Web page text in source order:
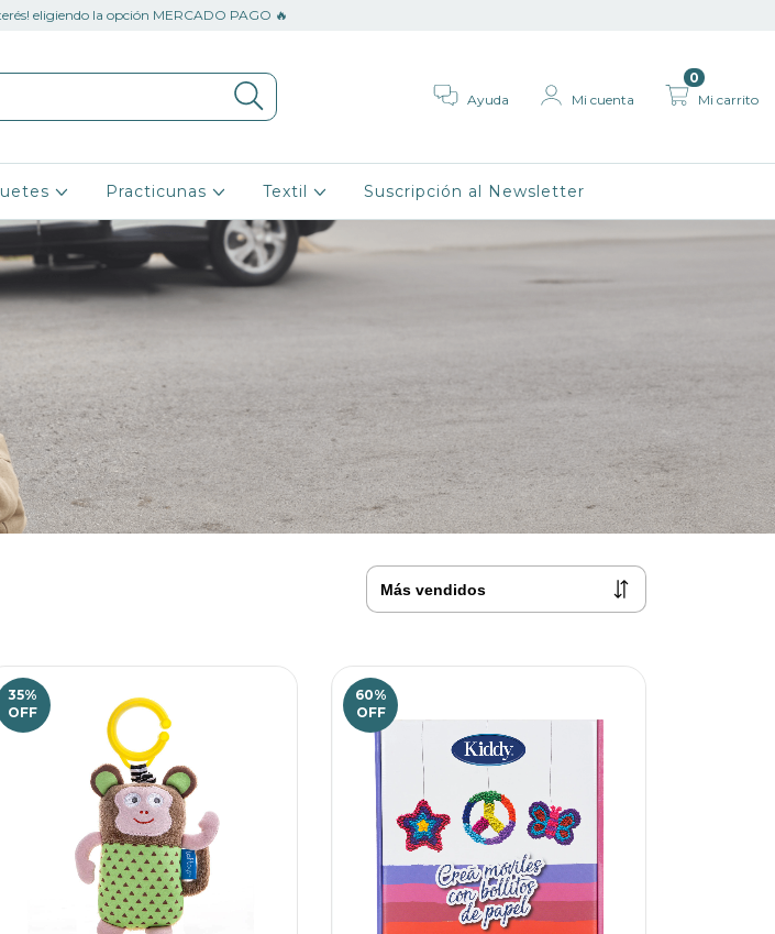
eligiendo la opción MERCADO PAGO 🔥
Ayuda Mi cuenta Mi carrito
0
Practicunas Textil Suscripción al Newsletter
35%
OFF
60%
OFF